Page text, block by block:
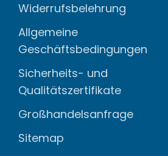
Widerrufsbelehrung
Allgemeine
Geschäftsbedingungen
Sicherheits- und
Qualitätszertifikate
Großhandelsanfrage
Sitemap